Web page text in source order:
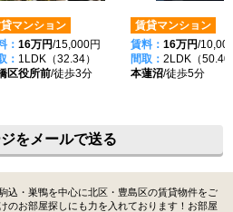
マンション
： 16万円/15,000円
： 1LDK（32.34）
区役所前/徒歩3分
賃貸マンション
賃料： 16万円/
間取： 2LDK（50.40
本蓮沼/徒歩5分
をメールで送る
込・巣鴨を中心に北区・豊島区の賃貸物件をご
のお部屋探しにも力を入れております！お部屋